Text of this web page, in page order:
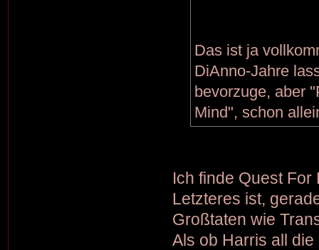
Das ist ja
DiAnno-Jahre
bevorzuge, aber
Mind", schon
Ich finde Quest
Letzteres ist,
Großtaten wie
Als ob Harris all